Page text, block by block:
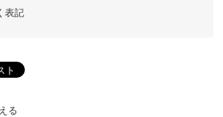
表記
る